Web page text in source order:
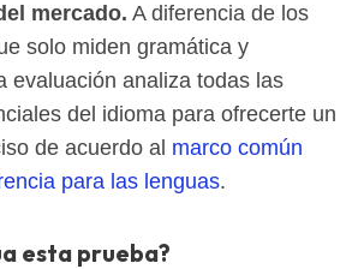
mercado. A diferencia de los
solo miden gramática y
evaluación analiza todas las
del idioma para ofrecerte un
de acuerdo al marco común
para las lenguas.
esta prueba?